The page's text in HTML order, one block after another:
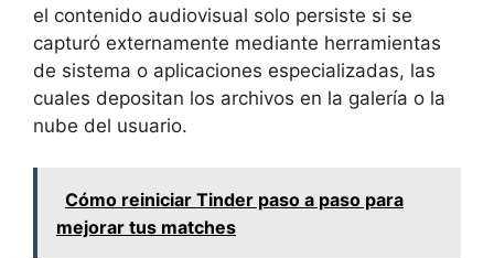
el contenido audiovisual solo persiste si se
capturó externamente mediante herramientas
de sistema o aplicaciones especializadas, las
cuales depositan los archivos en la galería o la
nube del usuario.
Cómo reiniciar Tinder paso a paso para
mejorar tus matches